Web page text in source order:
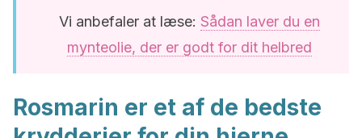
Vi anbefaler at læse: Sådan laver du en
mynteolie, der er godt for dit helbred
Rosmarin er et af de bedste